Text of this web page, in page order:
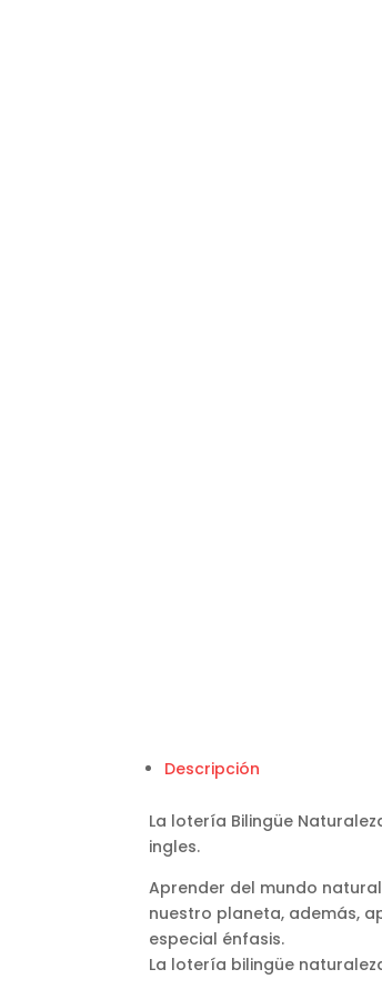
Descripción
La lotería Bilingüe
ingles.
Aprender del mundo
nuestro planeta, además,
especial énfasis.
La lotería bilingüe